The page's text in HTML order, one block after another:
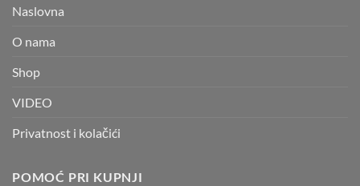
Naslovna
O nama
Shop
VIDEO
Privatnost i kolačići
POMOĆ PRI KUPNJI